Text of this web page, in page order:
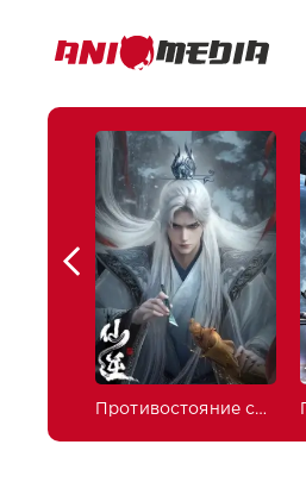
Противостояние святого